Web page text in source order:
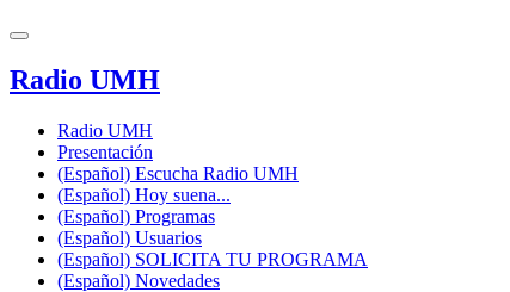
Radio UMH
Radio UMH
Presentación
(Español) Escucha Radio UMH
(Español) Hoy suena...
(Español) Programas
(Español) Usuarios
(Español) SOLICITA TU PROGRAMA
(Español) Novedades